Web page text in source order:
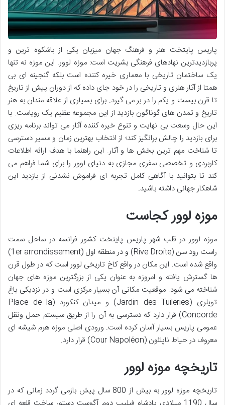
پاریس پایتخت هنر و فرهنگ جهان میزبان یکی از باشکوه ترین و
پربازدیدترین نهادهای فرهنگی بشریت است: موزه لوور. این موزه نه تنها
یک ساختمان تاریخی با معماری خیره کننده است بلکه گنجینه ای بی
همتا از آثار هنری و تاریخی را در خود جای داده که از دوران پیش از تاریخ
تا قرن بیست و یکم را در بر می گیرد. برای بسیاری از علاقه مندان به هنر
تاریخ و تمدن های گوناگون بازدید از این مجموعه عظیم یک رویاست. با
این حال وسعت بی نهایت و تنوع خیره کننده آثار می تواند برنامه ریزی
برای بازدید را چالش برانگیز کند؛ از انتخاب بهترین زمان و مسیر دسترسی
تا شناخت مهم ترین بخش ها و آثار. این راهنما با هدف ارائه اطلاعات
کاربردی و تخصصی سفری مجازی به دنیای لوور را برای شما فراهم می
کند تا بتوانید با آگاهی کامل تجربه ای فراموش نشدنی از بازدید این
شاهکار جهانی داشته باشید.
موزه لوور کجاست
موزه لوور در قلب شهر پاریس پایتخت کشور فرانسه در ساحل سمت
راست رود سن (Rive Droite) و در منطقه اول (1er arrondissement)
واقع شده است. این مکان در واقع کاخ تاریخی لوور است که در طول قرن
ها گسترش یافته و امروزه به عنوان یکی از بزرگترین موزه های جهان
شناخته می شود. موقعیت مکانی آن بسیار مرکزی است و در نزدیکی باغ
تویلری (Jardin des Tuileries) و میدان کنکورد (Place de la
Concorde) قرار دارد که دسترسی به آن را از طریق سیستم حمل ونقل
عمومی پاریس بسیار آسان کرده است. ورودی اصلی موزه هرم شیشه ای
معروف در حیاط ناپلئون (Cour Napoléon) قرار دارد.
تاریخچه موزه لوور
تاریخچه موزه لوور به بیش از 800 سال پیش بازمی گردد زمانی که در